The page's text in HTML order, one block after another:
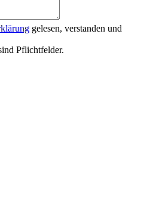
gelesen, verstanden und
Pflichtfelder.